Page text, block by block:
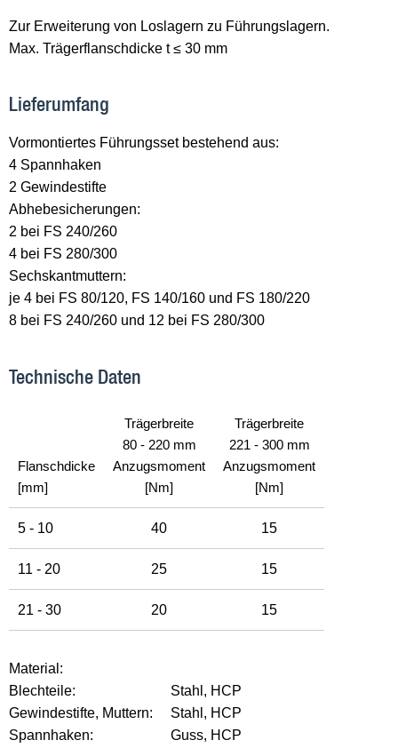
Zur Erweiterung von Loslagern zu Führungslagern.
Max. Trägerflanschdicke t ≤ 30 mm
Lieferumfang
Vormontiertes Führungsset bestehend aus:
4 Spannhaken
2 Gewindestifte
Abhebesicherungen:
2 bei FS 240/260
4 bei FS 280/300
Sechskantmuttern:
je 4 bei FS 80/120, FS 140/160 und FS 180/220
8 bei FS 240/260 und 12 bei FS 280/300
Technische Daten
Flanschdicke
[mm]
Trägerbreite
80 - 220 mm
Anzugsmoment
[Nm]
Trägerbreite
221 - 300 mm
Anzugsmoment
[Nm]
5 - 10 40 15
11 - 20 25 15
21 - 30 20 15
Material:
Blechteile:
Stahl, HCP
Gewindestifte, Muttern:
Stahl, HCP
Spannhaken:
Guss, HCP